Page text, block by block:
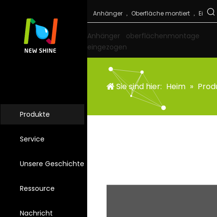
Anhänger
oberflächenmontage
eingezogen
Produkte
Service
Unsere Geschichte
Ressource
Nachricht
Sie sind hier: Heim »